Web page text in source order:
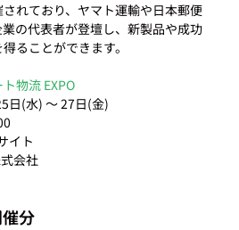
れており、ヤマト運輸や日本郵便
の代表者が登壇し、新製品や成功
ることができます。
物流 EXPO
日(水) ～ 27日(金)
イト
【 主催 】RX Japan株式会社
分